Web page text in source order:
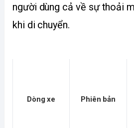
người dùng cả về sự thoải
khi di chuyển.
Dòng xe Phiên bản